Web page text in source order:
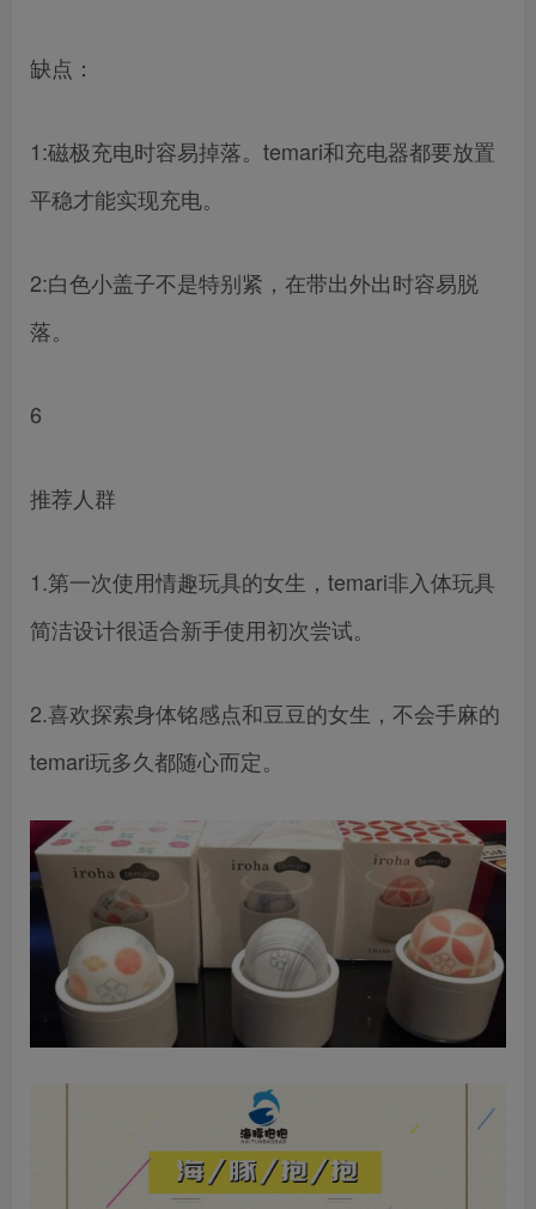
缺点：
1:磁极充电时容易掉落。temari和充电器都要放置
平稳才能实现充电。
2:白色小盖子不是特别紧，在带出外出时容易脱
落。
6
推荐人群
1.第一次使用情趣玩具的女生，temari非入体玩具
简洁设计很适合新手使用初次尝试。
2.喜欢探索身体铭感点和豆豆的女生，不会手麻的
temari玩多久都随心而定。